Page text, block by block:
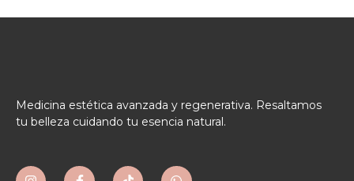
Medicina estética avanzada y regenerativa. Resaltamos
tu belleza cuidando tu esencia natural.